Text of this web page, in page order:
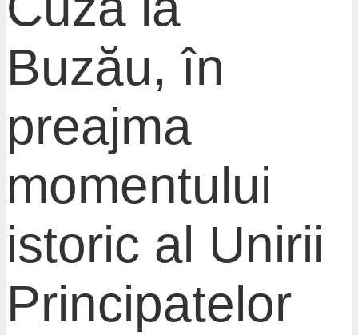
Buzău, în
preajma
momentului
istoric al Unirii
Principatelor